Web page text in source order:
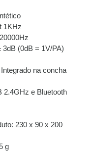
1KHz
3dB (0dB = 1V/PA)
na concha
2.4GHz e Bluetooth
230 x 90 x 200
g